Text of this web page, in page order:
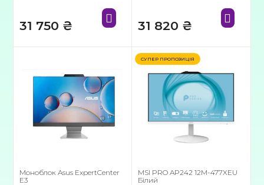
31 750 ₴ 31 820 ₴
Моноблок Asus ExpertCenter
E3
СУПЕР ПРОПОЗИЦІЯ
MSI PRO AP242 12M-477XEU
Білий